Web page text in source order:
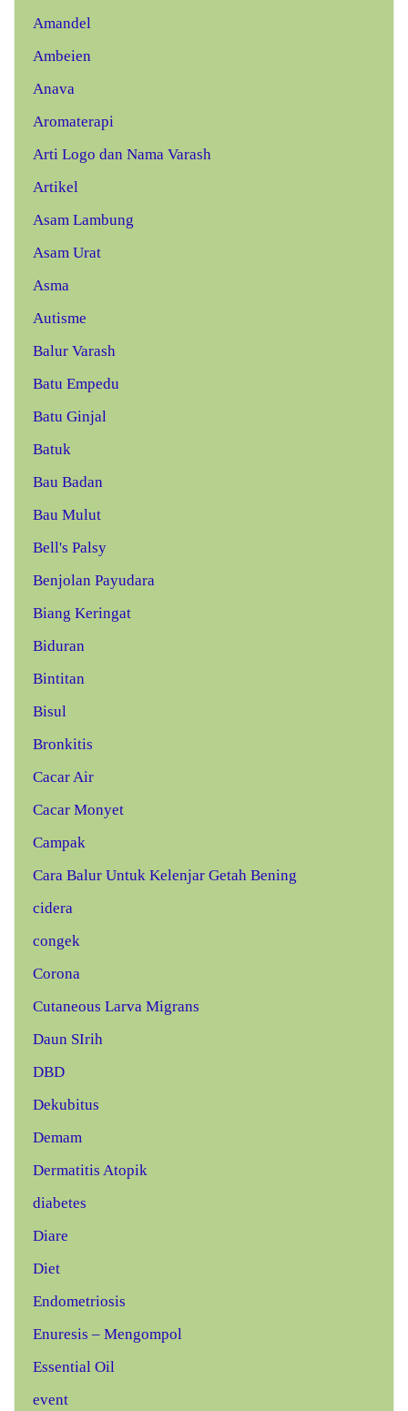
Amandel
Ambeien
Anava
Aromaterapi
Arti Logo dan Nama Varash
Artikel
Asam Lambung
Asam Urat
Asma
Autisme
Balur Varash
Batu Empedu
Batu Ginjal
Batuk
Bau Badan
Bau Mulut
Bell's Palsy
Benjolan Payudara
Biang Keringat
Biduran
Bintitan
Bisul
Bronkitis
Cacar Air
Cacar Monyet
Campak
Cara Balur Untuk Kelenjar Getah Bening
cidera
congek
Corona
Cutaneous Larva Migrans
Daun SIrih
DBD
Dekubitus
Demam
Dermatitis Atopik
diabetes
Diare
Diet
Endometriosis
Enuresis – Mengompol
Essential Oil
event